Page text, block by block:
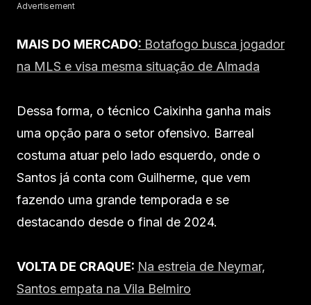
Advertisement
MAIS DO MERCADO: Botafogo busca jogador
na MLS e visa mesma situação de Almada
Dessa forma, o técnico Caixinha ganha mais
uma opção para o setor ofensivo. Barreal
costuma atuar pelo lado esquerdo, onde o
Santos já conta com Guilherme, que vem
fazendo uma grande temporada e se
destacando desde o final de 2024.
VOLTA DE CRAQUE: Na estreia de Neymar,
Santos empata na Vila Belmiro